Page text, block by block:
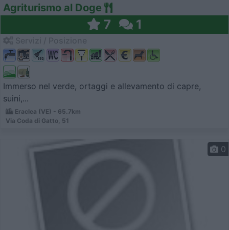
Agriturismo al Doge
7 1
Immerso nel verde, ortaggi e allevamento di capre,
suini,...
Eraclea (VE) - 65.7km
Via Coda di Gatto, 51
0